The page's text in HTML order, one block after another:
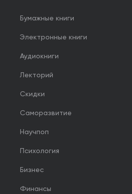
Бумажные книги
Электронные книги
Аудиокниги
Лекторий
Скидки
Саморазвитие
Научпоп
Психология
Бизнес
Финансы